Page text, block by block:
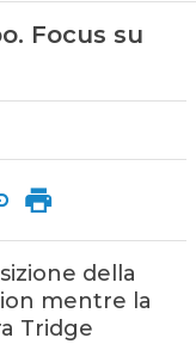
Focus su
della
mentre la
Tridge